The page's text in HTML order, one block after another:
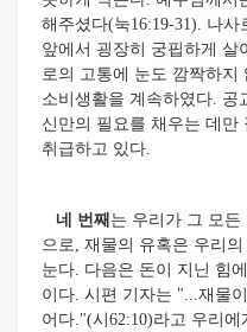
해주셨다(눅16:19-31). 나
앞에서 굉장히 궁핍하게 살
로의 고통에 눈도 깜짝하지
소비생활을 계속하였다. 공
신만의 필요를 채우는 데만
취급하고 있다.
네 번째 는 우리가 그 모든
으로, 재물의 유혹은 우리
눈다. 다음은 돈이 지닌 힘
이다. 시편 기자는 "...재물
어다."(시62:10)라고 우리